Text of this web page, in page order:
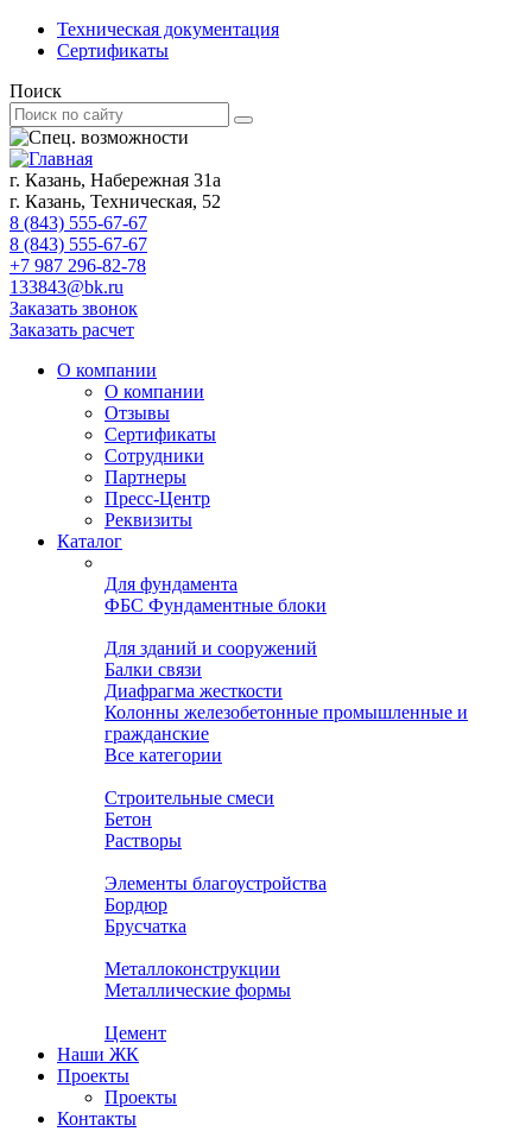
Техническая документация
Сертификаты
Поиск
г. Казань, Набережная 31а
г. Казань, Техническая, 52
8 (843) 555-67-67
8 (843) 555-67-67
+7 987 296-82-78
133843@bk.ru
Заказать звонок
Заказать расчет
О компании
О компании
Отзывы
Сертификаты
Сотрудники
Партнеры
Пресс-Центр
Реквизиты
Каталог
Для фундамента
ФБС Фундаментные блоки
Для зданий и сооружений
Балки связи
Диафрагма жесткости
Колонны железобетонные промышленные и
гражданские
Все категории
Строительные смеси
Бетон
Растворы
Элементы благоустройства
Бордюр
Брусчатка
Металлоконструкции
Металлические формы
Цемент
Наши ЖК
Проекты
Проекты
Контакты